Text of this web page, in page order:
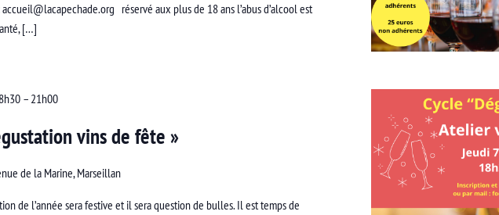
réservé aux plus de 18 ans l’abus d’alcool est
[…]
– 21h00
vins de fête »
de la Marine, Marseillan
de l’année sera festive et il sera question de bulles. Il est temps de